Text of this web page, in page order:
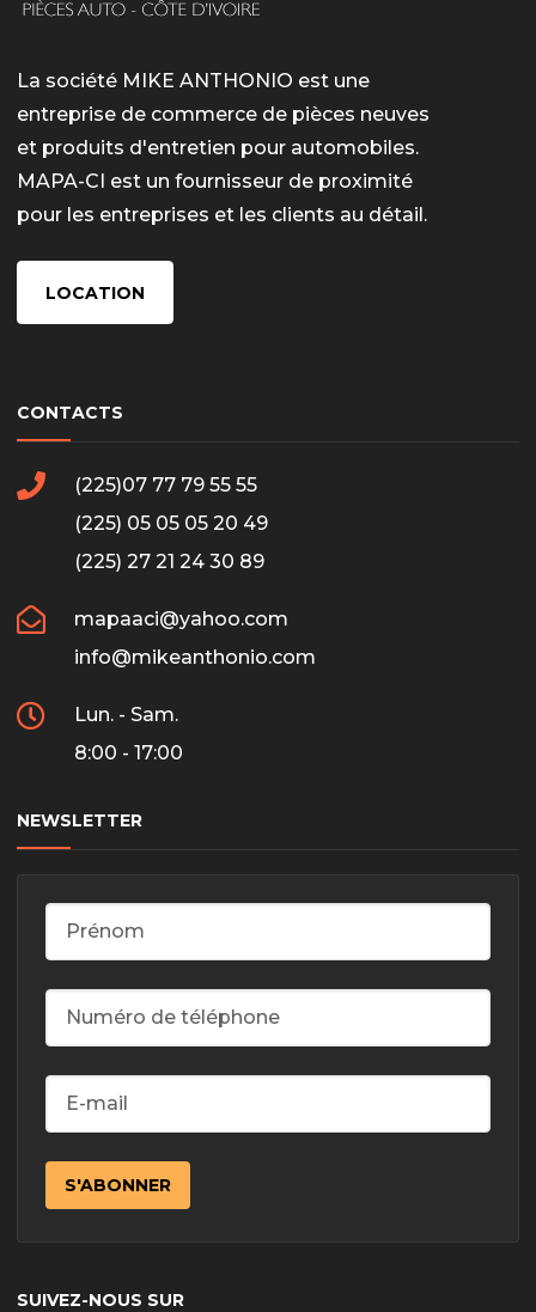
La société MIKE ANTHONIO est une
entreprise de commerce de pièces neuves
et produits d'entretien pour automobiles.
MAPA-CI est un fournisseur de proximité
pour les entreprises et les clients au détail.
LOCATION
CONTACTS
(225)07 77 79 55 55
(225) 05 05 05 20 49
(225) 27 21 24 30 89
mapaaci@yahoo.com
info@mikeanthonio.com
Lun. - Sam.
8:00 - 17:00
NEWSLETTER
SUIVEZ-NOUS SUR